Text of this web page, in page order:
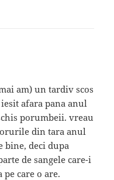
am) un tardiv scos
afara pana anul
porumbeii. vreau
din tara anul
bine, deci dupa
de sangele care-i
care o are.